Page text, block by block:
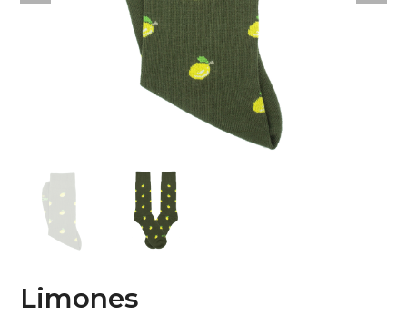
Limones